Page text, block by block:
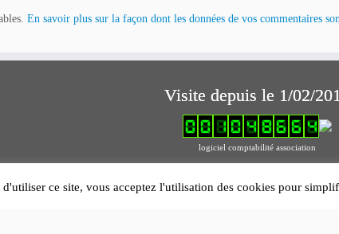
En savoir plus sur la façon dont les données de vos commentaires
Visite depuis le 1/02/
logiciel comptabilité association
ce site, vous acceptez l'utilisation des cookies pour